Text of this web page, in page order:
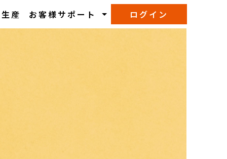
産 お客様サポート ログイン